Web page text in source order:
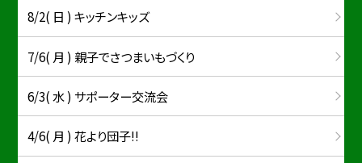
8/2( 日 ) キッチンキッズ
7/6( 月 ) 親子でさつまいもづくり
6/3( 水 ) サポーター交流会
4/6( 月 ) 花より団子!!